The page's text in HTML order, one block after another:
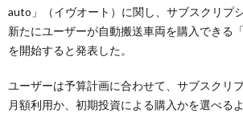
auto」（イヴオート）に関し、サブスクリプ
新たにユーザーが自動搬送車両を購入できる
を開始すると発表した。
ユーザーは予算計画に合わせて、サブスクリ
月額利用か、初期投資による購入かを選べる